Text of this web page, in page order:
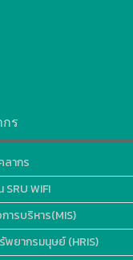
กร
ลากร
WIFI
ารบริหาร(MIS)
พยากรมนุษย์ (HRIS)